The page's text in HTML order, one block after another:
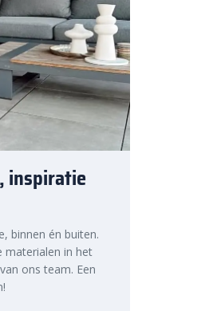
inspiratie
binnen én buiten.
materialen in het
ons team. Een